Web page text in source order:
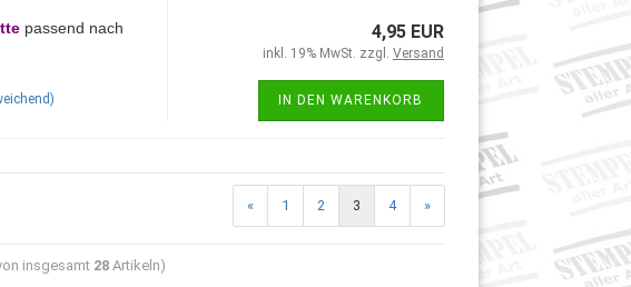
passend nach
4,95 EUR
inkl. 19% MwSt. zzgl. Versand
IN DEN WARENKORB
« 1 2 3 4 »
insgesamt 28 Artikeln)